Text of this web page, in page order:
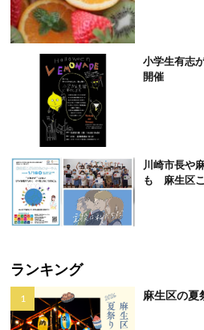
小学生有志
開催
川崎市長や
も 麻生区
ランキング
麻生区の夏